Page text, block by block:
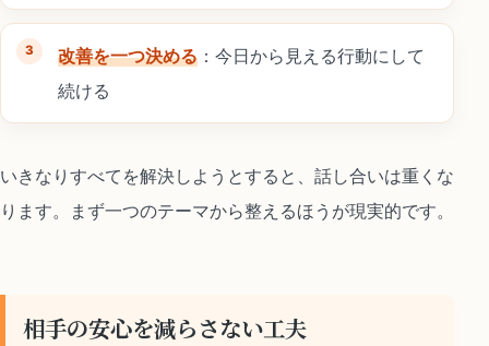
改善を一つ決める ：今日から見える行動にして
続ける
いきなりすべてを解決しようとすると、話し合いは重くな
ります。まず一つのテーマから整えるほうが現実的です。
相手の安心を減らさない工夫